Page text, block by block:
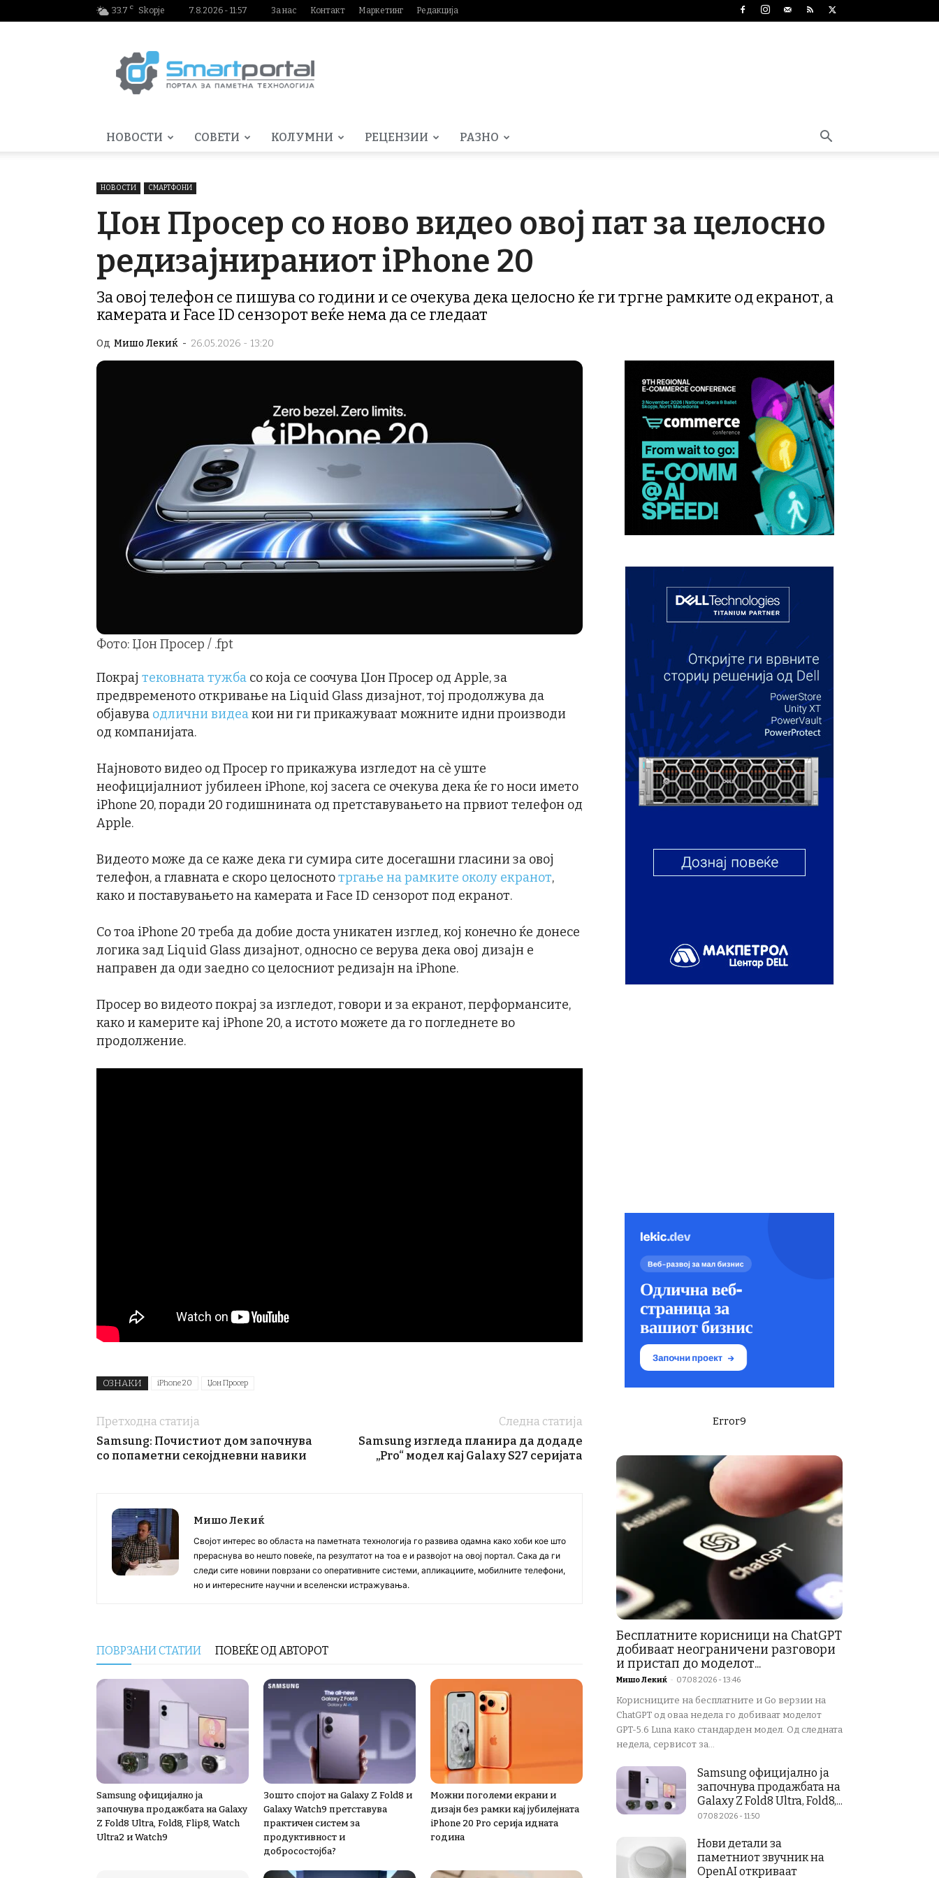
33.7 C Skopje 7.8.2026 - 11:57 За нас Контакт Маркетинг Редакција
НОВОСТИ СОВЕТИ КОЛУМНИ РЕЦЕНЗИИ РАЗНО
НОВОСТИ СМАРТФОНИ
Џон Просер со ново видео овој пат за целосно
редизајнираниот iPhone 20
За овој телефон се пишува со години и се очекува дека целосно ќе ги тргне рамките од екранот, а
камерата и Face ID сензорот веќе нема да се гледаат
Од Мишо Лекиќ - 26.05.2026 - 13:20
Фото: Џон Просер / .fpt
Покрај тековната тужба со која се соочува Џон Просер од Apple, за
предвременото откривање на Liquid Glass дизајнот, тој продолжува да
објавува одлични видеакои ни ги прикажуваат можните идни производи
од компанијата.
Најновото видео од Просер го прикажува изгледот на сѐ уште
неофицијалниот јубилеен iPhone, кој засега се очекува дека ќе го носи името
iPhone 20, поради 20 годишнината од претставувањето на првиот телефон од
Apple.
Видеото може да се каже дека ги сумира сите досегашни гласини за овој
телефон, а главната е скоро целоснототргање на рамките околу екранот,
како и поставувањето на камерата и Face ID сензорот под екранот.
Со тоа iPhone 20 треба да добие доста уникатен изглед, кој конечно ќе донесе
логика зад Liquid Glass дизајнот, односно се верува дека овој дизајн е
направен да оди заедно со целосниот редизајн на iPhone.
Просер во видеото покрај за изгледот, говори и за екранот, перформансите,
како и камерите кај iPhone 20, а истото можете да го погледнете во
продолжение.
ОЗНАКИ iPhone 20 Џон Просер
Претходна статија
Samsung: Почистиот дом започнува
со попаметни секојдневни навики
Следна статија
Samsung изгледа планира да додаде
„Pro“ модел кај Galaxy S27 серијата
Мишо Лекиќ
Својот интерес во областа на паметната технологија го развива одамна како хоби кое што
прераснува во нешто повеќе, па резултатот на тоа е и развојот на овој портал. Сака да ги
следи сите новини поврзани со оперативните системи, апликациите, мобилните телефони,
но и интересните научни и вселенски истражувања.
ПОВРЗАНИ СТАТИИ ПОВЕЌЕ ОД АВТОРОТ
Samsung официјално ја
започнува продажбата на Galaxy
Z Fold8 Ultra, Fold8, Flip8, Watch
Ultra2 и Watch9
Зошто спојот на Galaxy Z Fold8 и
Galaxy Watch9 претставува
практичен систем за
продуктивност и
добросостојба?
Можни поголеми екрани и
дизајн без рамки кај јубилејната
iPhone 20 Pro серија идната
година
Error9
Бесплатните корисници на ChatGPT
добиваат неограничени разговори
и пристап до моделот...
Мишо Лекиќ - 07.08.2026 - 13:46
Корисниците на бесплатните и Go верзии на
ChatGPT од оваа недела го добиваат моделот
GPT-5.6 Luna како стандарден модел. Од следната
недела, сервисот за...
Samsung официјално ја
започнува продажбата на
Galaxy Z Fold8 Ultra, Fold8,...
07.08.2026 - 11:50
Нови детали за
паметниот звучник на
OpenAI откриваат